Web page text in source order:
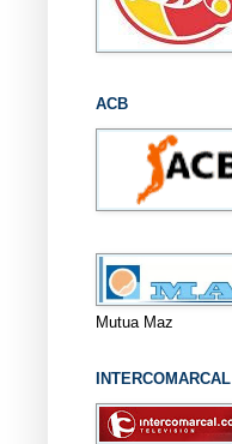
ACB
Mutua Maz
INTERCOMARCAL